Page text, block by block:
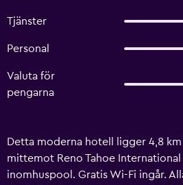
Tjänster
Personal
Valuta för
pengarna
Detta moderna hotell ligger 4,8
mittemot Reno Tahoe
inomhuspool. Gratis Wi-Fi ingår.